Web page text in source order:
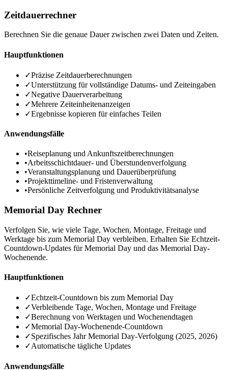
Zeitdauerrechner
Berechnen Sie die genaue Dauer zwischen zwei Daten und Zeiten.
Hauptfunktionen
✓Präzise Zeitdauerberechnungen
✓Unterstützung für vollständige Datums- und Zeiteingaben
✓Negative Dauerverarbeitung
✓Mehrere Zeiteinheitenanzeigen
✓Ergebnisse kopieren für einfaches Teilen
Anwendungsfälle
•Reiseplanung und Ankunftszeitberechnungen
•Arbeitsschichtdauer- und Überstundenverfolgung
•Veranstaltungsplanung und Dauerüberprüfung
•Projekttimeline- und Fristenverwaltung
•Persönliche Zeitverfolgung und Produktivitätsanalyse
Memorial Day Rechner
Verfolgen Sie, wie viele Tage, Wochen, Montage, Freitage und
Werktage bis zum Memorial Day verbleiben. Erhalten Sie Echtzeit-
Countdown-Updates für Memorial Day und das Memorial Day-
Wochenende.
Hauptfunktionen
✓Echtzeit-Countdown bis zum Memorial Day
✓Verbleibende Tage, Wochen, Montage und Freitage
✓Berechnung von Werktagen und Wochenendtagen
✓Memorial Day-Wochenende-Countdown
✓Spezifisches Jahr Memorial Day-Verfolgung (2025, 2026)
✓Automatische tägliche Updates
Anwendungsfälle